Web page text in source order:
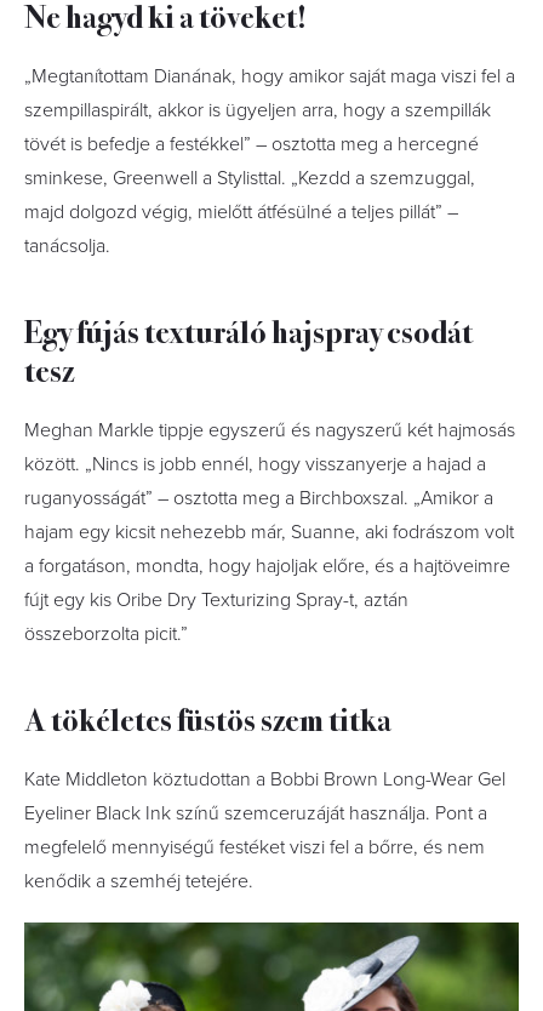
Ne hagyd ki a töveket!
„Megtanítottam Dianának, hogy amikor saját maga viszi fel a
szempillaspirált, akkor is ügyeljen arra, hogy a szempillák
tövét is befedje a festékkel” – osztotta meg a hercegné
sminkese, Greenwell a Stylisttal. „Kezdd a szemzuggal,
majd dolgozd végig, mielőtt átfésülné a teljes pillát” –
tanácsolja.
Egy fújás texturáló hajspray csodát
tesz
Meghan Markle tippje egyszerű és nagyszerű két hajmosás
között. „Nincs is jobb ennél, hogy visszanyerje a hajad a
ruganyosságát” – osztotta meg a Birchboxszal. „Amikor a
hajam egy kicsit nehezebb már, Suanne, aki fodrászom volt
a forgatáson, mondta, hogy hajoljak előre, és a hajtöveimre
fújt egy kis Oribe Dry Texturizing Spray-t, aztán
összeborzolta picit.”
A tökéletes füstös szem titka
Kate Middleton köztudottan a Bobbi Brown Long-Wear Gel
Eyeliner Black Ink színű szemceruzáját használja. Pont a
megfelelő mennyiségű festéket viszi fel a bőrre, és nem
kenődik a szemhéj tetejére.